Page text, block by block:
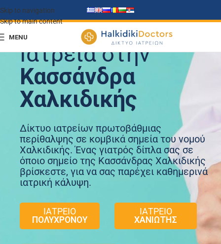
Skip to navigation
Skip to main content
MENU
Ιατρεία στην
Κασσάνδρα
Χαλκιδικής
Δίκτυο ιατρείων πρωτοβάθμιας
περίθαλψης σε κομβικά σημεία του νομού
Χαλκιδικής. Ένας γιατρός δίπλα σας σε
όποιο σημείο της Κασσάνδρας Χαλκιδικής
βρίσκεστε, για να σας παρέχει καθημερινά
ιατρική κάλυψη.
ΙΑΤΡΕΙΟ
ΠΟΛΥΧΡΟΝΟΥ
ΙΑΤΡΕΙΟ
ΧΑΝΙΩΤΗΣ